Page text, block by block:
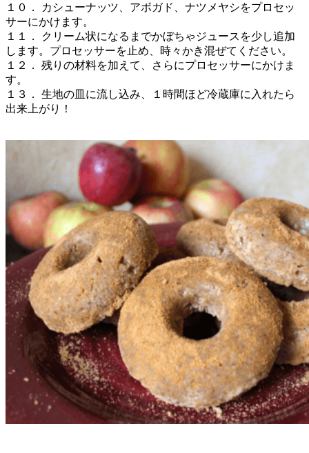
１０． カシューナッツ、アボガド、ナツメヤシをプロセッ
サーにかけます。
１１． クリーム状になるまでかぼちゃジュースを少し追加
します。プロセッサーを止め、時々かき混ぜてください。
１２． 残りの材料を加えて、さらにプロセッサーにかけま
す。
１３． 生地の皿に流し込み、１時間ほど冷蔵庫に入れたら
出来上がり！